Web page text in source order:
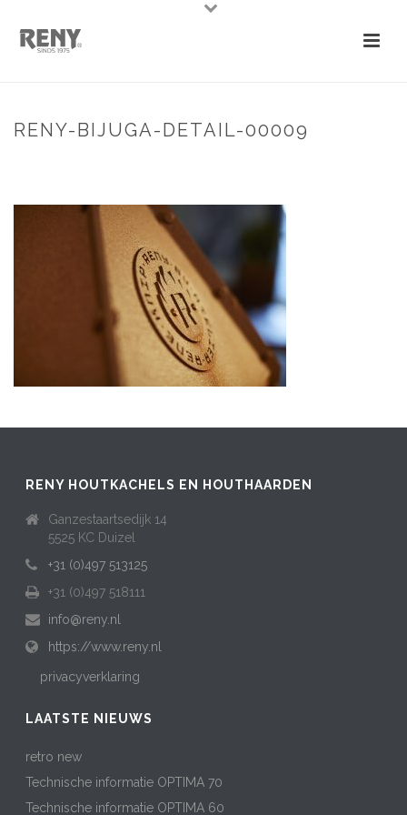
RENY-BIJUGA-DETAIL-00009
RENY HOUTKACHELS EN HOUTHAARDEN
Ganzestaartsedijk 14
5525 KC Duizel
+31 (0)497 513125
+31 (0)497 518111
info@reny.nl
https://www.reny.nl
privacyverklaring
LAATSTE NIEUWS
retro new
Technische informatie OPTIMA 70
Technische informatie OPTIMA 60